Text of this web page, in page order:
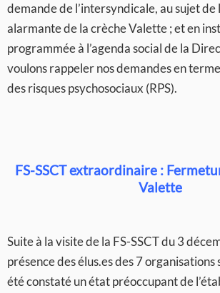
demande de l’intersyndicale, au sujet de
alarmante de la crèche Valette ; et en
programmée à l’agenda social de la
voulons rappeler nos demandes en
des risques psychosociaux (RPS).
FS-SSCT extraordinaire :
Valette
Suite à la visite de la FS-SSCT du 3
présence des élus.es des 7 organisations
été constaté un état préoccupant de